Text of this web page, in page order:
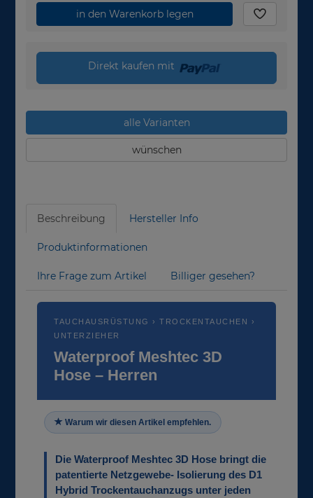
in den Warenkorb legen
Direkt kaufen mit
alle Varianten
wünschen
Beschreibung Hersteller Info
Produktinformationen
Ihre Frage zum Artikel Billiger gesehen?
TAUCHAUSRÜSTUNG › TROCKENTAUCHEN ›
UNTERZIEHER
Waterproof Meshtec 3D
Hose – Herren
Warum wir diesen Artikel empfehlen.
Die Waterproof Meshtec 3D Hose bringt die
patentierte Netzgewebe- Isolierung des D1
Hybrid Trockentauchanzugs unter jeden